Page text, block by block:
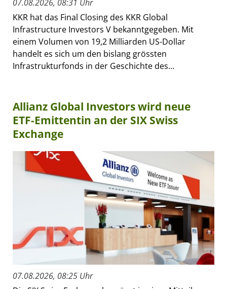
07.08.2026, 08:31 Uhr
KKR hat das Final Closing des KKR Global
Infrastructure Investors V bekanntgegeben. Mit
einem Volumen von 19,2 Milliarden US-Dollar
handelt es sich um den bislang grössten
Infrastrukturfonds in der Geschichte des...
Allianz Global Investors wird neue
ETF-Emittentin an der SIX Swiss
Exchange
07.08.2026, 08:25 Uhr